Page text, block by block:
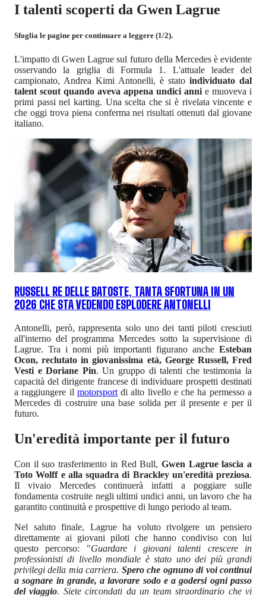
I talenti scoperti da Gwen Lagrue
Sfoglia le pagine per continuare a leggere (1/2).
L'impatto di Gwen Lagrue sul futuro della Mercedes è evidente
osservando la griglia di Formula 1. L'attuale leader del
campionato, Andrea Kimi Antonelli, è stato individuato dal
talent scout quando aveva appena undici anni e muoveva i
primi passi nel karting. Una scelta che si è rivelata vincente e
che oggi trova piena conferma nei risultati ottenuti dal giovane
italiano.
RUSSELL RE DELLE BATOSTE, TANTA SFORTUNA IN UN
2026 CHE STA VEDENDO ESPLODERE ANTONELLI
Antonelli, però, rappresenta solo uno dei tanti piloti cresciuti
all'interno del programma Mercedes sotto la supervisione di
Lagrue. Tra i nomi più importanti figurano anche Esteban
Ocon, reclutato in giovanissima età, George Russell, Fred
Vesti e Doriane Pin. Un gruppo di talenti che testimonia la
capacità del dirigente francese di individuare prospetti destinati
a raggiungere il motorsportdi alto livello e che ha permesso a
Mercedes di costruire una base solida per il presente e per il
futuro.
Un'eredità importante per il futuro
Con il suo trasferimento in Red Bull, Gwen Lagrue lascia a
Toto Wolff e alla squadra di Brackley un'eredità preziosa.
Il vivaio Mercedes continuerà infatti a poggiare sulle
fondamenta costruite negli ultimi undici anni, un lavoro che ha
garantito continuità e prospettive di lungo periodo al team.
Nel saluto finale, Lagrue ha voluto rivolgere un pensiero
direttamente ai giovani piloti che hanno condiviso con lui
questo percorso: "Guardare i giovani talenti crescere in
professionisti di livello mondiale è stato uno dei più grandi
privilegi della mia carriera. Spero che ognuno di voi continui
a sognare in grande, a lavorare sodo e a godersi ogni passo
del viaggio. Siete circondati da un team straordinario che vi